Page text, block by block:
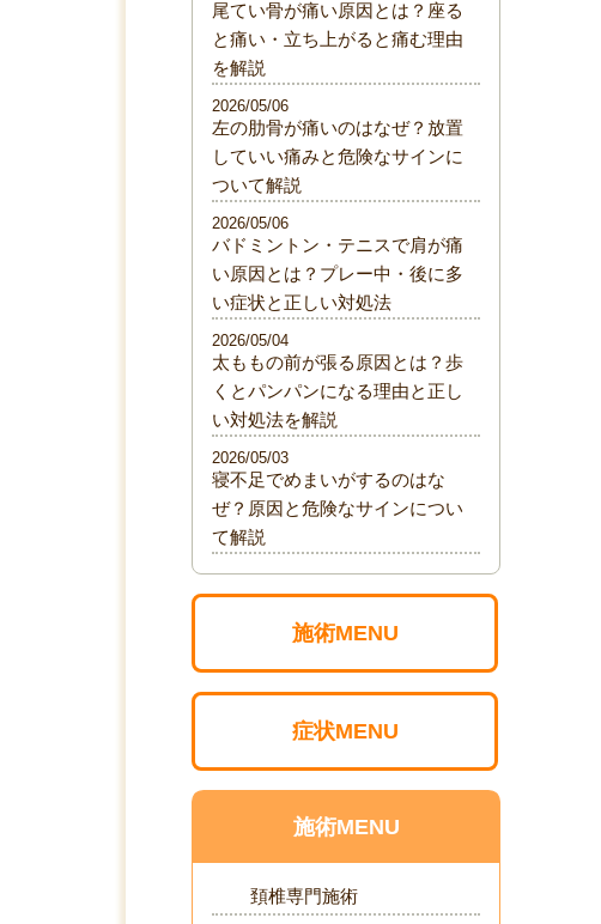
尾てい骨が痛い原因とは？座る
と痛い・立ち上がると痛む理由
を解説
左の肋骨が痛いのはなぜ？放置
していい痛みと危険なサインに
ついて解説
2026/05/06
バドミントン・テニスで肩が痛
い原因とは？プレー中・後に多
い症状と正しい対処法
2026/05/06
太ももの前が張る原因とは？歩
くとパンパンになる理由と正し
い対処法を解説
2026/05/04
寝不足でめまいがするのはな
ぜ？原因と危険なサインについ
て解説
2026/05/03
施術MENU
症状MENU
施術MENU
頚椎専門施術